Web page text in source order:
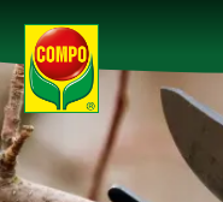
Productos